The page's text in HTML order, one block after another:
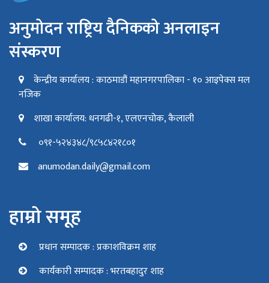
अनुमोदन राष्ट्रिय दैनिकको अनलाइन
संस्करण
केन्द्रीय कार्यालय : काठमाडौं महानगरपालिका - १० आइपेक्स मल
नजिक
शाखा कार्यालय: धनगढी-१, एलएनचोक, कैलाली
०९१-५२४३४८/९८५८४२१८०१
anumodan.daily@gmail.com
हाम्रो समूह
प्रधान सम्पादक : प्रकाशविक्रम शाह
कार्यकारी सम्पादक : भरतबहादुर शाह